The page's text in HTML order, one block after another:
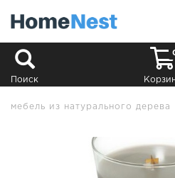
Поиск
мебель из натурального дерева